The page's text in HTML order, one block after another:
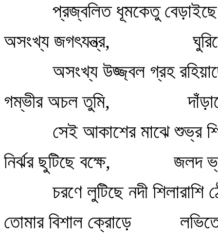
প্রজ্বলিত ধূমকেতু
অসংখ্য জগৎযন্ত্র,
অসংখ্য উজ্জ্বল গ্রহ
গম্ভীর অচল তুমি,
সেই আকাশের মাঝে শুভ্র
নির্ঝর ছুটিছে বক্ষে,
জলদ
চরণে লুটিছে নদী শিলারাশি
তোমার বিশাল ক্রোড়ে